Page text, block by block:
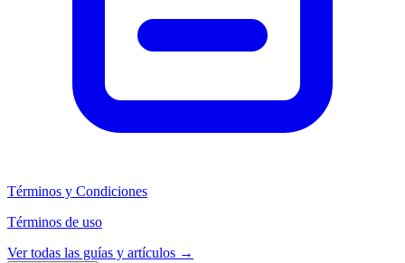
Términos y Condiciones
Términos de uso
Ver todas las guías y artículos →